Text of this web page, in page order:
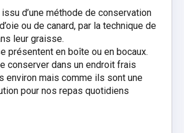
d’une méthode de conservation
ou de canard, par la technique de
leur graisse.
présentent en boîte ou en bocaux.
conserver dans un endroit frais
environ mais comme ils sont une
pour nos repas quotidiens